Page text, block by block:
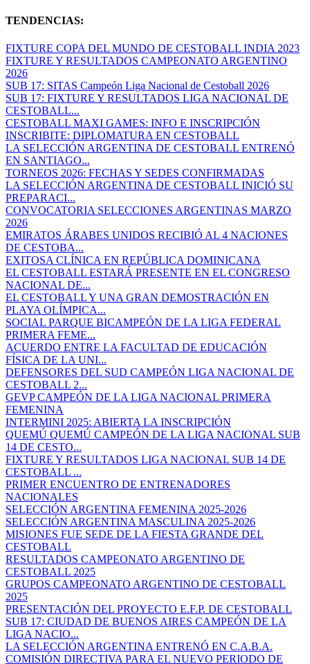
TENDENCIAS:
FIXTURE COPA DEL MUNDO DE CESTOBALL INDIA 2023
FIXTURE Y RESULTADOS CAMPEONATO ARGENTINO
2026
SUB 17: SITAS Campeón Liga Nacional de Cestoball 2026
SUB 17: FIXTURE Y RESULTADOS LIGA NACIONAL DE
CESTOBALL...
CESTOBALL MAXI GAMES: INFO E INSCRIPCIÓN
INSCRIBITE: DIPLOMATURA EN CESTOBALL
LA SELECCIÓN ARGENTINA DE CESTOBALL ENTRENÓ
EN SANTIAGO...
TORNEOS 2026: FECHAS Y SEDES CONFIRMADAS
LA SELECCIÓN ARGENTINA DE CESTOBALL INICIÓ SU
PREPARACI...
CONVOCATORIA SELECCIONES ARGENTINAS MARZO
2026
EMIRATOS ÁRABES UNIDOS RECIBIÓ AL 4 NACIONES
DE CESTOBA...
EXITOSA CLÍNICA EN REPÚBLICA DOMINICANA
EL CESTOBALL ESTARÁ PRESENTE EN EL CONGRESO
NACIONAL DE...
EL CESTOBALL Y UNA GRAN DEMOSTRACIÓN EN
PLAYA OLÍMPICA...
SOCIAL PARQUE BICAMPEÓN DE LA LIGA FEDERAL
PRIMERA FEME...
ACUERDO ENTRE LA FACULTAD DE EDUCACIÓN
FÍSICA DE LA UNI...
DEFENSORES DEL SUD CAMPEÓN LIGA NACIONAL DE
CESTOBALL 2...
GEVP CAMPEÓN DE LA LIGA NACIONAL PRIMERA
FEMENINA
INTERMINI 2025: ABIERTA LA INSCRIPCIÓN
QUEMÚ QUEMÚ CAMPEÓN DE LA LIGA NACIONAL SUB
14 DE CESTO...
FIXTURE Y RESULTADOS LIGA NACIONAL SUB 14 DE
CESTOBALL ...
PRIMER ENCUENTRO DE ENTRENADORES
NACIONALES
SELECCIÓN ARGENTINA FEMENINA 2025-2026
SELECCIÓN ARGENTINA MASCULINA 2025-2026
MISIONES FUE SEDE DE LA FIESTA GRANDE DEL
CESTOBALL
RESULTADOS CAMPEONATO ARGENTINO DE
CESTOBALL 2025
GRUPOS CAMPEONATO ARGENTINO DE CESTOBALL
2025
PRESENTACIÓN DEL PROYECTO E.F.P. DE CESTOBALL
SUB 17: CIUDAD DE BUENOS AIRES CAMPEÓN DE LA
LIGA NACIO...
LA SELECCIÓN ARGENTINA ENTRENÓ EN C.A.B.A.
COMISIÓN DIRECTIVA PARA EL NUEVO PERIODO DE